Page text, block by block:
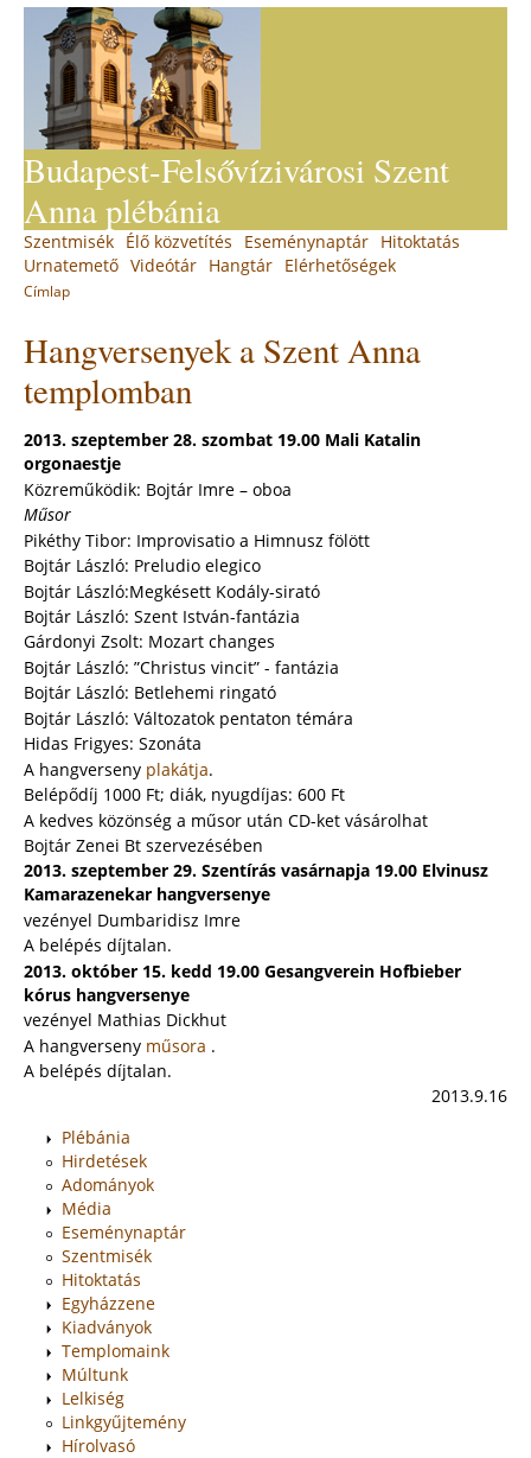
navigation
Budapest-Felsővízivárosi Szent
Anna plébánia
are
here
Címlap
to
top
Hangversenyek a Szent Anna
templomban
2013. szeptember 28. szombat 19.00 Mali Katalin
orgonaestje
Közreműködik: Bojtár Imre – oboa
Műsor
Pikéthy Tibor: Improvisatio a Himnusz fölött
Bojtár László: Preludio elegico
Bojtár László:Megkésett Kodály-sirató
Bojtár László: Szent István-fantázia
Gárdonyi Zsolt: Mozart changes
Bojtár László: ”Christus vincit” - fantázia
Bojtár László: Betlehemi ringató
Bojtár László: Változatok pentaton témára
Hidas Frigyes: Szonáta
A hangverseny plakátja.
Belépődíj 1000 Ft; diák, nyugdíjas: 600 Ft
A kedves közönség a műsor után CD-ket vásárolhat
Bojtár Zenei Bt szervezésében
2013. szeptember 29. Szentírás vasárnapja 19.00 Elvinusz
Kamarazenekar hangversenye
vezényel Dumbaridisz Imre
A belépés díjtalan.
2013. október 15. kedd 19.00 Gesangverein Hofbieber
kórus hangversenye
vezényel Mathias Dickhut
A hangverseny műsora .
A belépés díjtalan.
2013.9.16
Back
to
top
Main
menu
Szentmisék Élő közvetítés Eseménynaptár Hitoktatás
Urnatemető Videótár Hangtár Elérhetőségek
Plébánia
Hirdetések
Adományok
Média
Eseménynaptár
Szentmisék
Hitoktatás
Egyházzene
Kiadványok
Templomaink
Múltunk
Lelkiség
Linkgyűjtemény
Hírolvasó